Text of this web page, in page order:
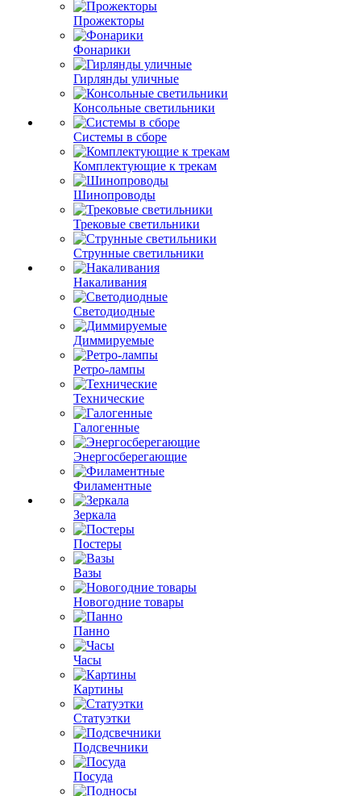
Прожекторы
Фонарики
Гирлянды уличные
Консольные светильники
Системы в сборе
Комплектующие к трекам
Шинопроводы
Трековые светильники
Струнные светильники
Накаливания
Светодиодные
Диммируемые
Ретро-лампы
Технические
Галогенные
Энергосберегающие
Филаментные
Зеркала
Постеры
Вазы
Новогодние товары
Панно
Часы
Картины
Статуэтки
Подсвечники
Посуда